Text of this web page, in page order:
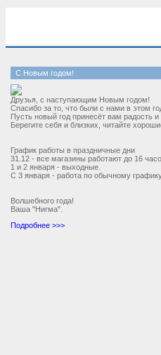
С Новым годом!
Друзья, с наступающим Новым годом!
Спасибо за то, что были с нами в этом
Пусть новый год принесёт вам радость и
Берегите себя и близких, читайте
График работы в праздничные дни
31.12 - все магазины работают до 16
1 и 2 января - выходные.
С 3 января - работа по обычному
Волшебного года!
Ваша "Нигма".
Подробнее >>>